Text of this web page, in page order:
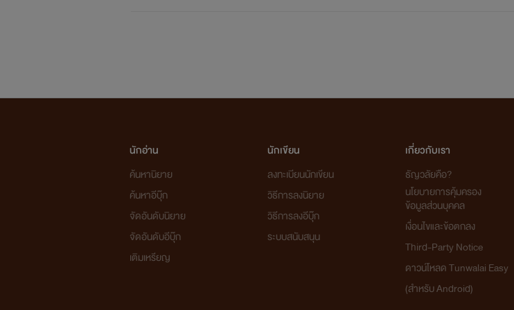
นักอ่าน
ค้นหานิยาย
ค้นหาอีบุ๊ก
จัดอันดับนิยาย
จัดอันดับอีบุ๊ก
เติมเหรียญ
นักเขียน
ลงทะเบียนนักเขียน
วิธีการลงนิยาย
วิธีการลงอีบุ๊ก
ระบบสนับสนุน
เกี่ยวกับเรา
ธัญวลัยคือ?
นโยบายการคุ้มครอง
ข้อมูลส่วนบุคคล
เงื่อนไขและข้อตกลง
Third-Party Notice
ดาวน์โหลด Tunwalai Easy
(สำหรับ Android)